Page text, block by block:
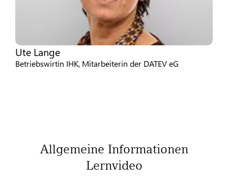
Ute Lange
Betriebswirtin IHK, Mitarbeiterin der DATEV eG
Allgemeine Informationen
Lernvideo